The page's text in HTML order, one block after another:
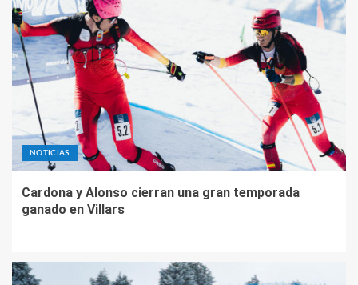
NOTICIAS
Cardona y Alonso cierran una gran temporada
ganado en Villars